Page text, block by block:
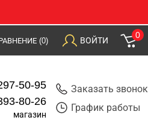
(0) ВОЙТИ
0
50-95
80-26
магазин
Заказать звонок
График работы